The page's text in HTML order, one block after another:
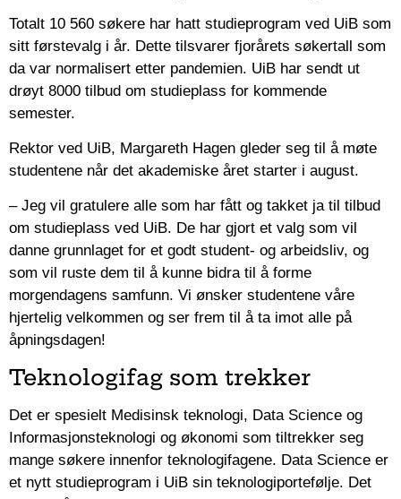
Totalt 10 560 søkere har hatt studieprogram ved UiB som
sitt førstevalg i år. Dette tilsvarer fjorårets søkertall som
da var normalisert etter pandemien. UiB har sendt ut
drøyt 8000 tilbud om studieplass for kommende
semester.
Rektor ved UiB, Margareth Hagen gleder seg til å møte
studentene når det akademiske året starter i august.
– Jeg vil gratulere alle som har fått og takket ja til tilbud
om studieplass ved UiB. De har gjort et valg som vil
danne grunnlaget for et godt student- og arbeidsliv, og
som vil ruste dem til å kunne bidra til å forme
morgendagens samfunn. Vi ønsker studentene våre
hjertelig velkommen og ser frem til å ta imot alle på
åpningsdagen!
Teknologifag som trekker
Det er spesielt Medisinsk teknologi, Data Science og
Informasjonsteknologi og økonomi som tiltrekker seg
mange søkere innenfor teknologifagene. Data Science er
et nytt studieprogram i UiB sin teknologiportefølje. Det